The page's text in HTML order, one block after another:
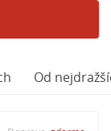
Od